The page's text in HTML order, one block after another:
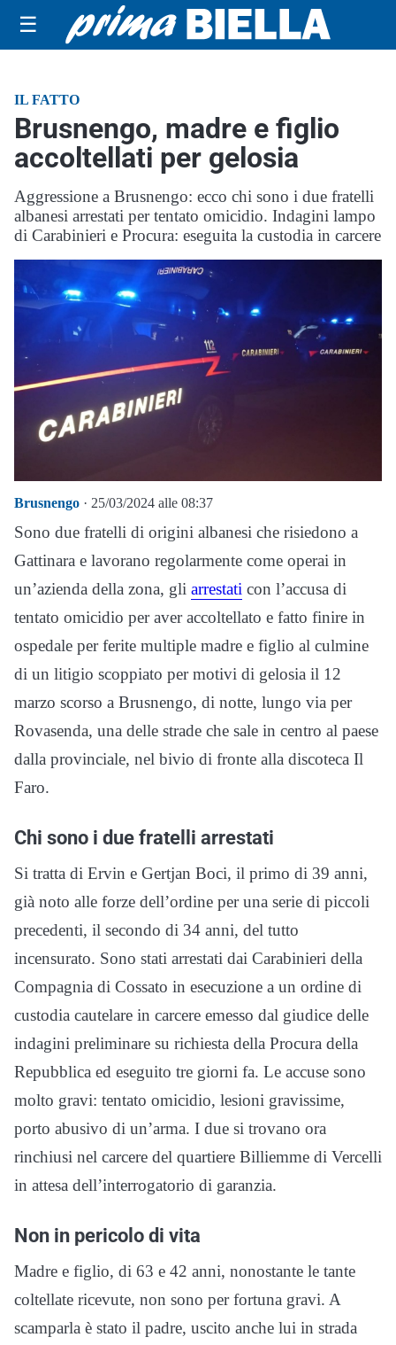
☰
IL FATTO
Brusnengo, madre e figlio
accoltellati per gelosia
Aggressione a Brusnengo: ecco chi sono i due fratelli
albanesi arrestati per tentato omicidio. Indagini lampo
di Carabinieri e Procura: eseguita la custodia in carcere
Brusnengo · 25/03/2024 alle 08:37
Sono due fratelli di origini albanesi che risiedono a
Gattinara e lavorano regolarmente come operai in
un’azienda della zona, gli arrestati con l’accusa di
tentato omicidio per aver accoltellato e fatto finire in
ospedale per ferite multiple madre e figlio al culmine
di un litigio scoppiato per motivi di gelosia il 12
marzo scorso a Brusnengo, di notte, lungo via per
Rovasenda, una delle strade che sale in centro al paese
dalla provinciale, nel bivio di fronte alla discoteca Il
Faro.
Chi sono i due fratelli arrestati
Si tratta di Ervin e Gertjan Boci, il primo di 39 anni,
già noto alle forze dell’ordine per una serie di piccoli
precedenti, il secondo di 34 anni, del tutto
incensurato. Sono stati arrestati dai Carabinieri della
Compagnia di Cossato in esecuzione a un ordine di
custodia cautelare in carcere emesso dal giudice delle
indagini preliminare su richiesta della Procura della
Repubblica ed eseguito tre giorni fa. Le accuse sono
molto gravi: tentato omicidio, lesioni gravissime,
porto abusivo di un’arma. I due si trovano ora
rinchiusi nel carcere del quartiere Billiemme di Vercelli
in attesa dell’interrogatorio di garanzia.
Non in pericolo di vita
Madre e figlio, di 63 e 42 anni, nonostante le tante
coltellate ricevute, non sono per fortuna gravi. A
scamparla è stato il padre, uscito anche lui in strada